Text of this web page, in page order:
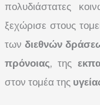
πολυδιάστατες
ξεχώρισε στους
των διεθνών
πρόνοιας, της
στον τομέα της